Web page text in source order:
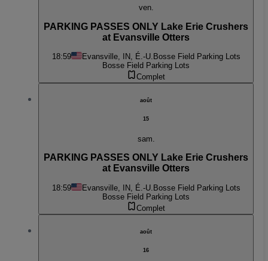
ven.
PARKING PASSES ONLY Lake Erie Crushers
at Evansville Otters
18:59 Evansville, IN, É.-U. Bosse Field Parking Lots
Bosse Field Parking Lots
Complet
août
15
sam.
PARKING PASSES ONLY Lake Erie Crushers
at Evansville Otters
18:59 Evansville, IN, É.-U. Bosse Field Parking Lots
Bosse Field Parking Lots
Complet
août
16